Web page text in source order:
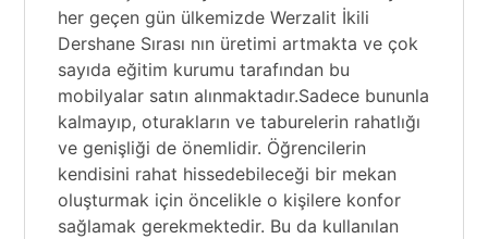
her geçen gün ülkemizde Werzalit İkili
Dershane Sırası nın üretimi artmakta ve çok
sayıda eğitim kurumu tarafından bu
mobilyalar satın alınmaktadır.Sadece bununla
kalmayıp, oturakların ve taburelerin rahatlığı
ve genişliği de önemlidir. Öğrencilerin
kendisini rahat hissedebileceği bir mekan
oluşturmak için öncelikle o kişilere konfor
sağlamak gerekmektedir. Bu da kullanılan